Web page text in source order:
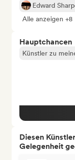
Edward
Alle anzeigen +8
Hauptchancen
Künstler zu
Diesen
Gelegenheit